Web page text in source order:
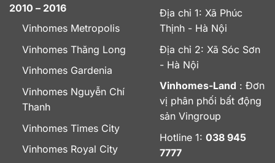
2010 – 2016
Vinhomes Metropolis
Vinhomes Thăng Long
Vinhomes Gardenia
Vinhomes Nguyễn Chí
Thanh
Vinhomes Times City
Vinhomes Royal City
Địa chỉ 1: Xã Phúc
Thịnh - Hà Nội
Địa chỉ 2: Xã Sóc Sơn
- Hà Nội
Vinhomes-Land : Đơn
vị phân phối bất động
sản Vingroup
Hotline 1: 038 945
7777